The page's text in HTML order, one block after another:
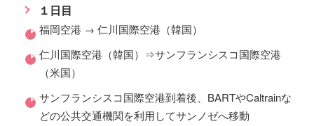
１日目
福岡空港 → 仁川国際空港（韓国）
仁川国際空港（韓国）⇒サンフランシスコ国際空港
（米国）
サンフランシスコ国際空港到着後、BARTやCaltrainな
どの公共交通機関を利用してサンノゼへ移動